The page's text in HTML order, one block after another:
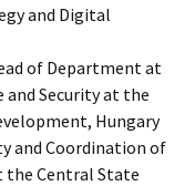
and Digital
of Department at
Security at the
Hungary
and Coordination of
the Central State